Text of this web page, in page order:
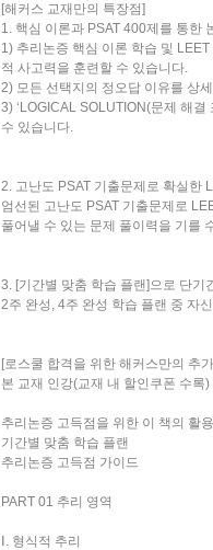
[해커스 교재만의 특장점]
1. 핵심 이론과 PSAT 400제를 통한
1) 추리논증 핵심 이론 학습 및
적 사고력을 훈련할 수 있습니다.
2) 모든 선택지의 정오답 이유를 상
3) ‘LOGICAL SOLUTION(문제 해결
수 있습니다.
2. 고난도 PSAT 기출문제로 확실한
엄선된 고난도 PSAT 기출문제로
풀어낼 수 있는 문제 풀이력을 기를
3. [기간별 맞춤 학습 플랜]으로 단기
2주 완성, 4주 완성 학습 플랜 중 자
[로스쿨 합격을 위한 해커스만의 추
본 교재 인강(교재 내 할인쿠폰 수록)
추리논증 고득점을 위한 이 책의 활
기간별 맞춤 학습 플랜
추리논증 고득점 가이드
PART 01 추리 영역
Ⅰ. 형식적 추리